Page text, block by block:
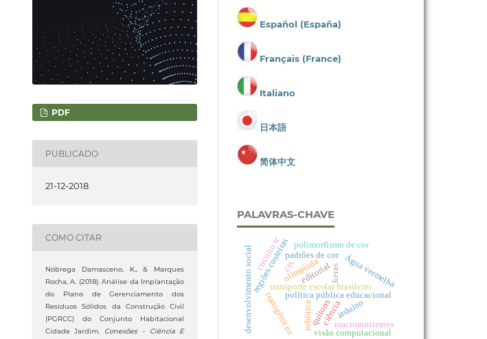
PDF
PUBLICADO
21-12-2018
COMO CITAR
Nóbrega Damasceno, K., & Marques
Rocha, A. (2018). Análise da Implantação
do Plano de Gerenciamento dos
Resíduos Sólidos da Construção Civil
(PGRCC) do Conjunto Habitacional
Cidade Jardim. Conexões - Ciência E
Español (España)
Français (France)
Italiano
日本語
简体中文
PALAVRAS-CHAVE
editorial
olimpíada
política pública educacional
transporte escolar brasileiro
padrões de cor
polimorfismo de cor
quítons
regiões costeiras
robótica
visão computacional
keras
desenvolvimento social transgênicos
cts. Água vermelha
ciênciamacronutrientes
arduino
circuito rc